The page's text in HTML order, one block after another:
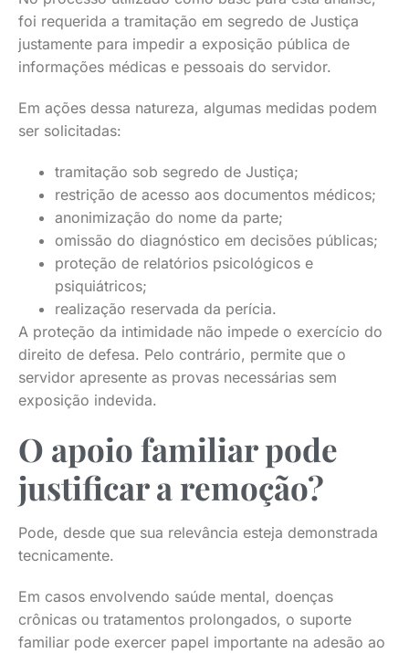
foi requerida a tramitação em segredo de Justiça
justamente para impedir a exposição pública de
informações médicas e pessoais do servidor.
Em ações dessa natureza, algumas medidas podem
ser solicitadas:
tramitação sob segredo de Justiça;
restrição de acesso aos documentos médicos;
anonimização do nome da parte;
omissão do diagnóstico em decisões públicas;
proteção de relatórios psicológicos e
psiquiátricos;
realização reservada da perícia.
A proteção da intimidade não impede o exercício do
direito de defesa. Pelo contrário, permite que o
servidor apresente as provas necessárias sem
exposição indevida.
O apoio familiar pode
justificar a remoção?
Pode, desde que sua relevância esteja demonstrada
tecnicamente.
Em casos envolvendo saúde mental, doenças
crônicas ou tratamentos prolongados, o suporte
familiar pode exercer papel importante na adesão ao